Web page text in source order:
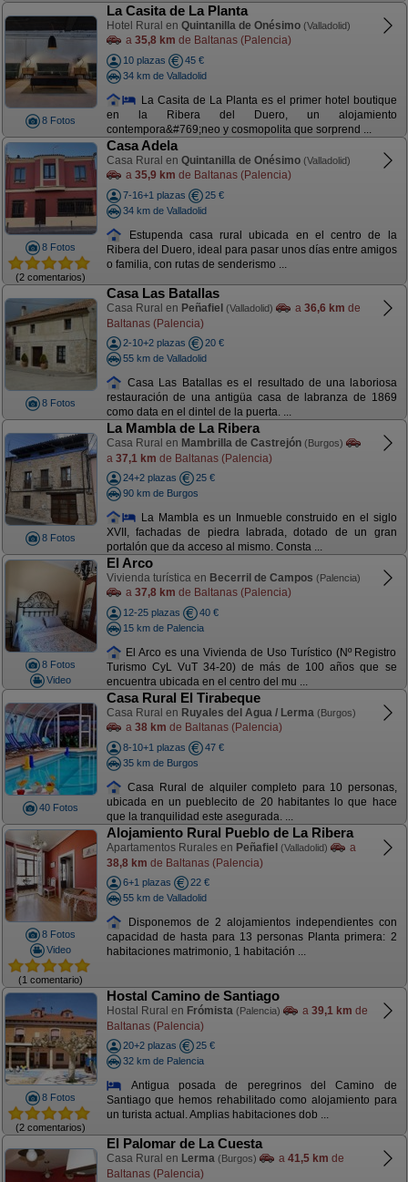
8 Fotos
La Casita de La Planta
Hotel Rural en Quintanilla de Onésimo (Valladolid)
a 35,8 km de Baltanas (Palencia)
10 plazas
45 €
34 km de Valladolid
La Casita de La Planta es el primer hotel boutique
en la Ribera del Duero, un alojamiento
contempora&#769;neo y cosmopolita que sorprend ...
8 Fotos
(2 comentarios)
Casa Adela
Casa Rural en Quintanilla de Onésimo (Valladolid)
a 35,9 km de Baltanas (Palencia)
7-16+1 plazas
25 €
34 km de Valladolid
Estupenda casa rural ubicada en el centro de la
Ribera del Duero, ideal para pasar unos días entre amigos
o familia, con rutas de senderismo ...
8 Fotos
Casa Las Batallas
Casa Rural en Peñafiel (Valladolid) a 36,6 km de
Baltanas (Palencia)
2-10+2 plazas
20 €
55 km de Valladolid
Casa Las Batallas es el resultado de una laboriosa
restauración de una antigüa casa de labranza de 1869
como data en el dintel de la puerta. ...
8 Fotos
La Mambla de La Ribera
Casa Rural en Mambrilla de Castrejón (Burgos)
a 37,1 km de Baltanas (Palencia)
24+2 plazas
25 €
90 km de Burgos
La Mambla es un Inmueble construido en el siglo
XVII, fachadas de piedra labrada, dotado de un gran
portalón que da acceso al mismo. Consta ...
8 Fotos
Video
El Arco
Vivienda turística en Becerril de Campos (Palencia)
a 37,8 km de Baltanas (Palencia)
12-25 plazas
40 €
15 km de Palencia
El Arco es una Vivienda de Uso Turístico (Nº Registro
Turismo CyL VuT 34-20) de más de 100 años que se
encuentra ubicada en el centro del mu ...
40 Fotos
Casa Rural El Tirabeque
Casa Rural en Ruyales del Agua / Lerma (Burgos)
a 38 km de Baltanas (Palencia)
8-10+1 plazas
47 €
35 km de Burgos
Casa Rural de alquiler completo para 10 personas,
ubicada en un pueblecito de 20 habitantes lo que hace
que la tranquilidad este asegurada. ...
8 Fotos
Video
(1 comentario)
Alojamiento Rural Pueblo de La Ribera
Apartamentos Rurales en Peñafiel (Valladolid)
a
38,8 km de Baltanas (Palencia)
6+1 plazas
22 €
55 km de Valladolid
Disponemos de 2 alojamientos independientes con
capacidad de hasta para 13 personas Planta primera: 2
habitaciones matrimonio, 1 habitación ...
8 Fotos
(2 comentarios)
Hostal Camino de Santiago
Hostal Rural en Frómista (Palencia) a 39,1 km de
Baltanas (Palencia)
20+2 plazas
25 €
32 km de Palencia
Antigua posada de peregrinos del Camino de
Santiago que hemos rehabilitado como alojamiento para
un turista actual. Amplias habitaciones dob ...
El Palomar de La Cuesta
Casa Rural en Lerma (Burgos) a 41,5 km de
Baltanas (Palencia)